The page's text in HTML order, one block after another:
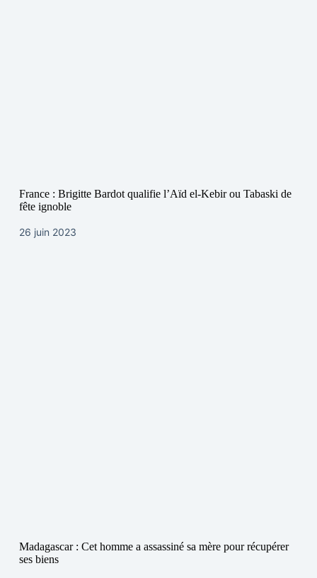
France : Brigitte Bardot qualifie l’Aïd el-Kebir ou Tabaski de
fête ignoble
26 juin 2023
Madagascar : Cet homme a assassiné sa mère pour récupérer
ses biens